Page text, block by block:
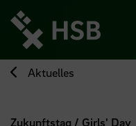
zum
Seiteninhalt
springen
Aktuelles
Zukunftstag / Girls' Day